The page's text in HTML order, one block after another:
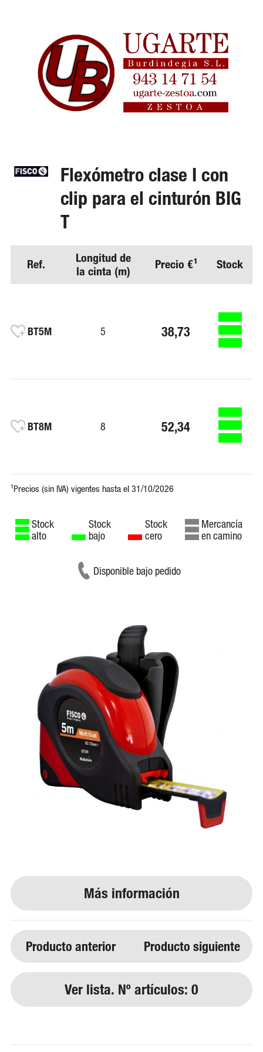
Flexómetro clase I con
clip para el cinturón BIG
T
Ref.
Longitud de
la cinta (m)
Precio €¹ Stock
BT5M 5 38,73
BT8M 8 52,34
Stock
alto
Stock
bajo
Stock
cero
Mercancía
en camino
Disponible bajo pedido
Producto anterior Producto siguiente
Ver lista. Nº artículos: 0